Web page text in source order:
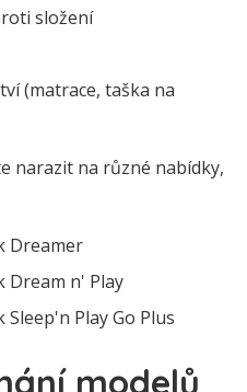
složení
(matrace, taška na
narazit na různé nabídky,
Dreamer
Dream n' Play
Play Go Plus
modelů